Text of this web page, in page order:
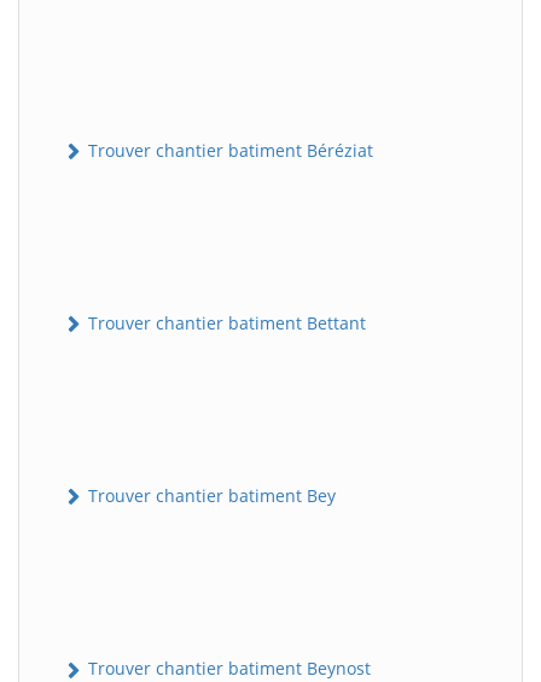
Trouver chantier batiment Béréziat
Trouver chantier batiment Bettant
Trouver chantier batiment Bey
Trouver chantier batiment Beynost